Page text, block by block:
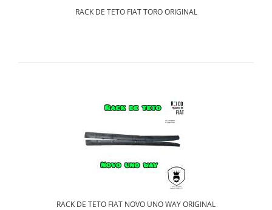
RACK DE TETO FIAT TORO ORIGINAL
RACK DE TETO FIAT NOVO UNO WAY ORIGINAL